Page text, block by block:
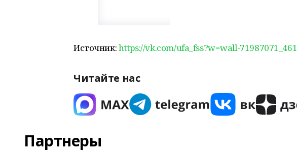
Источник:https://vk.com/ufa_fss?w=wall-71987071_461
Читайте нас
Партнеры